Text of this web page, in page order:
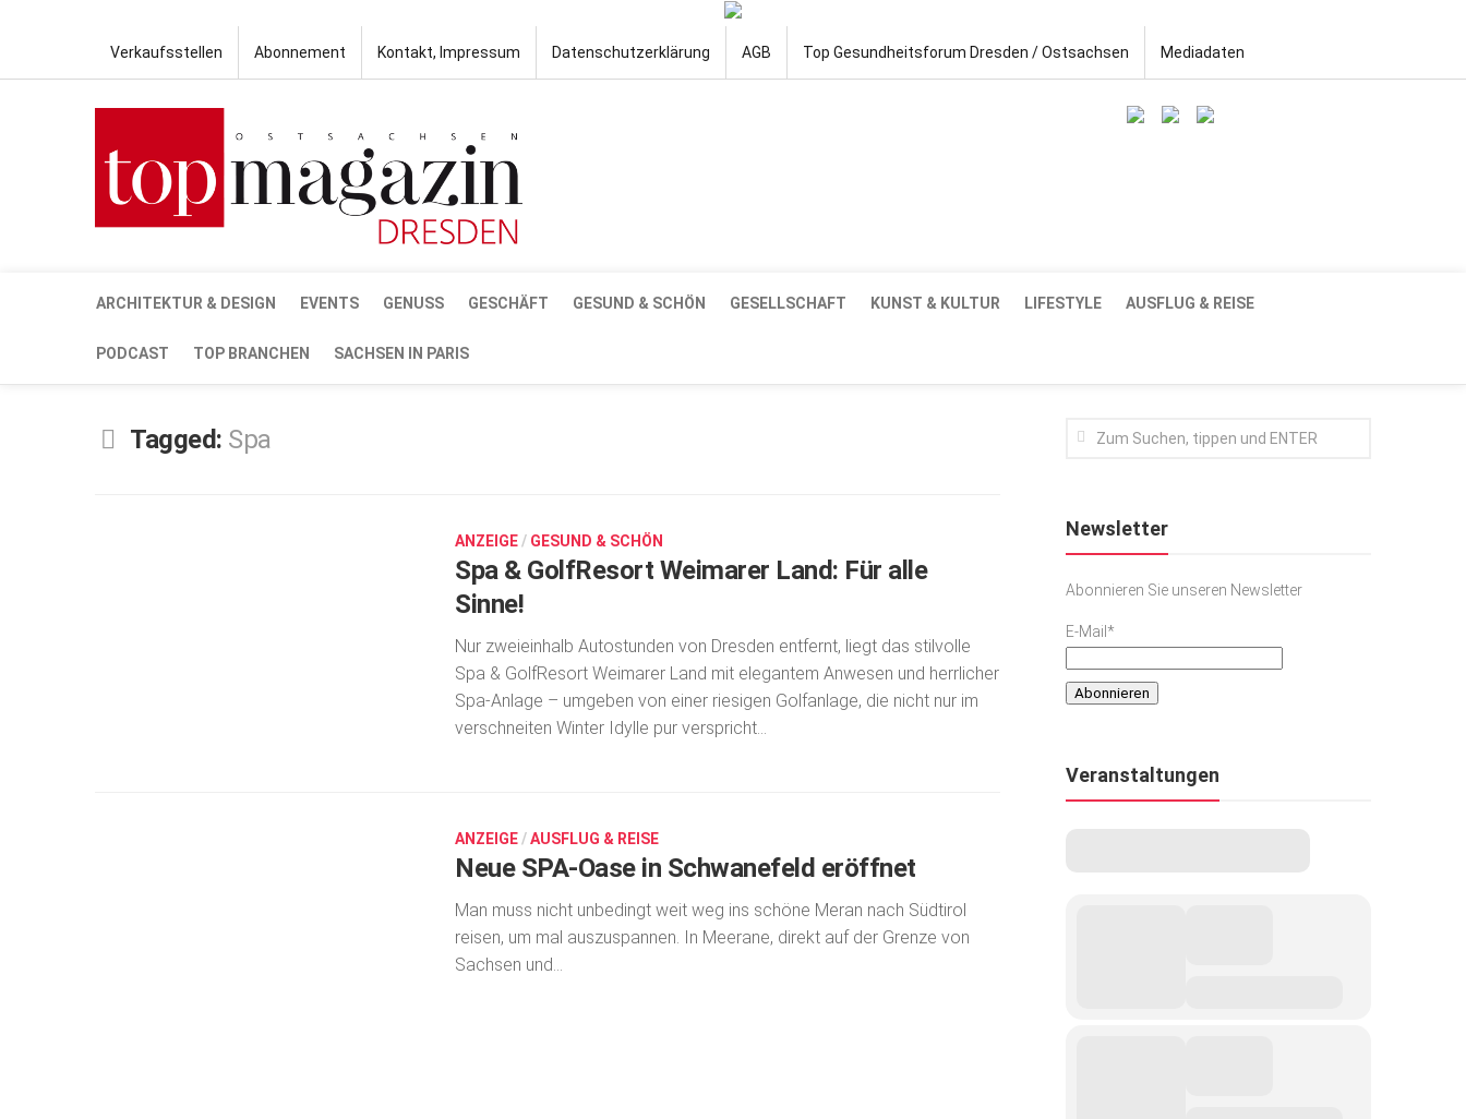
Verkaufsstellen Abonnement Kontakt, Impressum Datenschutzerklärung AGB Top Gesundheitsforum Dresden / Ostsachsen Mediadaten
ARCHITEKTUR & DESIGN EVENTS GENUSS GESCHÄFT GESUND & SCHÖN GESELLSCHAFT KUNST & KULTUR LIFESTYLE AUSFLUG & REISE
PODCAST TOP BRANCHEN SACHSEN IN PARIS
Tagged: Spa
ANZEIGE / GESUND & SCHÖN
Spa & GolfResort Weimarer Land: Für alle
Sinne!
Nur zweieinhalb Auto­stunden von Dresden entfernt, liegt das stilvolle
Spa & GolfResort Weimarer Land mit elegantem An­wesen und herrlicher
Spa-Anlage – umgeben von einer riesigen Golfanlage, die nicht nur im
verschneiten Winter Idylle pur verspricht…
ANZEIGE /AUSFLUG & REISE
Neue SPA-Oase in Schwanefeld eröffnet
Man muss nicht unbedingt weit weg ins schöne Meran nach Südtirol
reisen, um mal auszuspannen. In Meerane, direkt auf der Grenze von
Sachsen und...
Newsletter
Abonnieren Sie unseren Newsletter
E-Mail*
Veranstaltungen